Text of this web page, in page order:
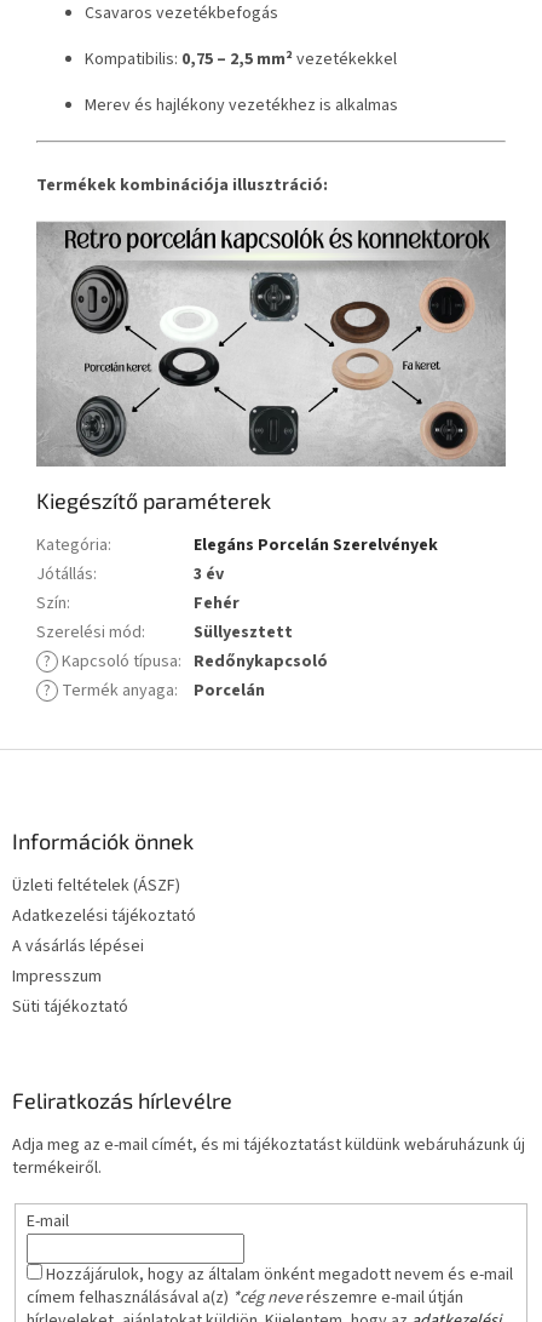
Csavaros vezetékbefogás
Kompatibilis: 0,75 – 2,5 mm²vezetékekkel
Merev és hajlékony vezetékhez is alkalmas
Termékek kombinációja illusztráció:
Kiegészítő paraméterek
Kategória:
Elegáns Porcelán Szerelvények
Jótállás:
3 év
Szín:
Fehér
Szerelési mód:
Süllyesztett
? Kapcsoló típusa: Redőnykapcsoló
? Termék anyaga: Porcelán
Információk önnek
Üzleti feltételek (ÁSZF)
Adatkezelési tájékoztató
A vásárlás lépései
Impresszum
Süti tájékoztató
Feliratkozás hírlevélre
Adja meg az e-mail címét, és mi tájékoztatást küldünk webáruházunk új
termékeiről.
E-mail
Hozzájárulok, hogy az általam önként megadott nevem és e-mail
címem felhasználásával a(z) *cég neverészemre e-mail útján